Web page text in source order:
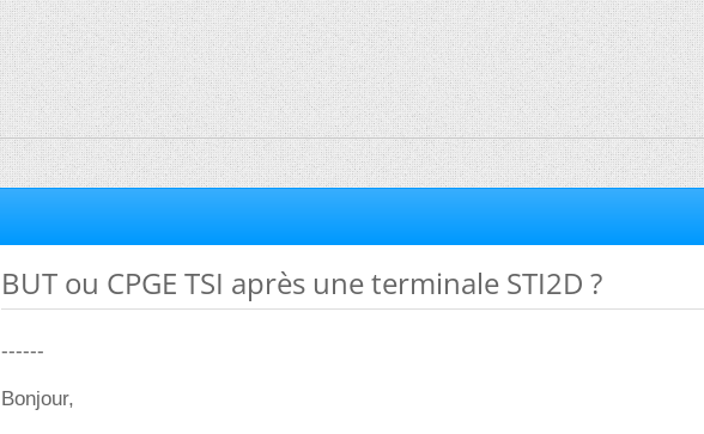
BUT ou CPGE TSI après une terminale STI2D ?
------
Bonjour,